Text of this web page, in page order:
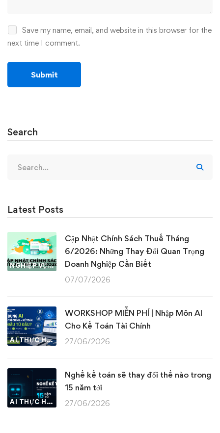
Save my name, email, and website in this browser for the
next time I comment.
Search
for:
Latest Posts
NGHIỆP VỤ KẾ TOÁN & THUẾ
Cập Nhật Chính Sách Thuế Tháng
6/2026: Những Thay Đổi Quan Trọng
Doanh Nghiệp Cần Biết
07/07/2026
AI THỰC HÀNH
WORKSHOP MIỄN PHÍ | Nhập Môn AI
Cho Kế Toán Tài Chính
27/06/2026
AI THỰC HÀNH
Nghề kế toán sẽ thay đổi thế nào trong
15 năm tới
27/06/2026